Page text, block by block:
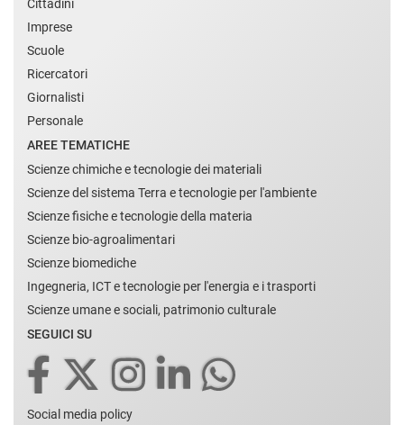
Cittadini
Imprese
Scuole
Ricercatori
Giornalisti
Personale
AREE TEMATICHE
Scienze chimiche e tecnologie dei materiali
Scienze del sistema Terra e tecnologie per l'ambiente
Scienze fisiche e tecnologie della materia
Scienze bio-agroalimentari
Scienze biomediche
Ingegneria, ICT e tecnologie per l'energia e i trasporti
Scienze umane e sociali, patrimonio culturale
SEGUICI SU
Social media policy